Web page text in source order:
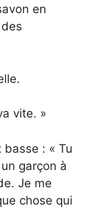
en
vite. »
basse : « Tu
garçon à
Je me
chose qui